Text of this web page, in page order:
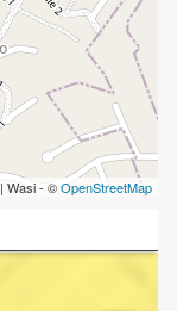
| Wasi - ©OpenStreetMap